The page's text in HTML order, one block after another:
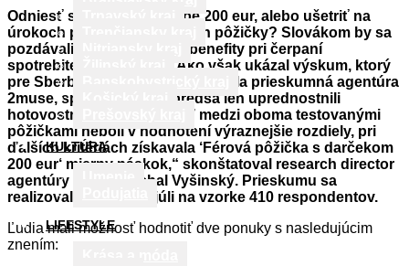
KULTÚRA
LIFESTYLE
Odniesť si darček v podobe 200 eur, alebo ušetriť na
úrokoch pri prvých splátkach pôžičky? Slovákom by sa
pozdávali oba spomínané benefity pri čerpaní
spotrebiteľského úveru. Ako však ukázal výskum, ktorý
pre Sberbank Slovensko pripravila prieskumná agentúra
2muse, spotrebitelia by predsa len uprednostnili
hotovostný bonus. „Aj keď medzi oboma testovanými
pôžičkami neboli v hodnotení výraznejšie rozdiely, pri
ďalších kritériách získavala ‘Férová pôžička s darčekom
200 eur‘ mierny náskok,“ skonštatoval research director
agentúry 2muse Michal Vyšinský. Prieskumu sa
realizoval tento rok v júli na vzorke 410 respondentov.
Ľudia mali možnosť hodnotiť dve ponuky s nasledujúcim
znením: